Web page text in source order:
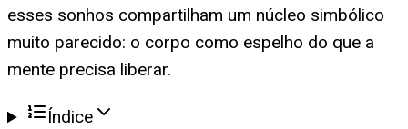
esses sonhos compartilham um núcleo simbólico
muito parecido: o corpo como espelho do que a
mente precisa liberar.
Índice